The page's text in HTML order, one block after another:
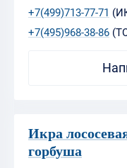
+7(499)713-77-71
+7(495)968-38-86
Икра
горбуша